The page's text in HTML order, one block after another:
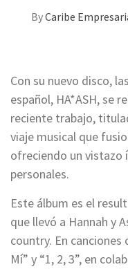
ByCaribe
Con su nuevo disco,
español, HA*ASH, se
reciente trabajo,
viaje musical que
ofreciendo un vistazo
personales.
Este álbum es el
que llevó a Hannah y
country. En canciones
Mí” y “1, 2, 3”, en